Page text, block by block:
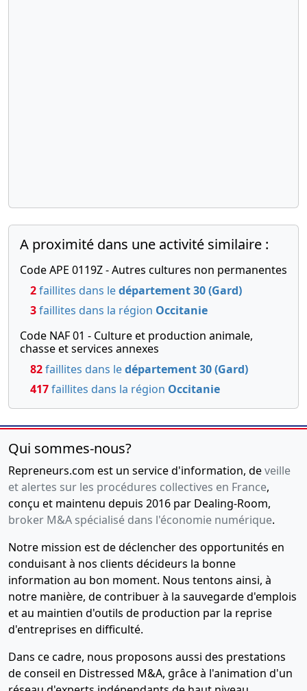
A proximité dans une activité similaire :
Code APE 0119Z - Autres cultures non permanentes
2faillites dans ledépartement 30 (Gard)
3faillites dans la région Occitanie
Code NAF 01 - Culture et production animale,
chasse et services annexes
82faillites dans ledépartement 30 (Gard)
417faillites dans la région Occitanie
Qui sommes-nous?
Repreneurs.com est un service d'information, deveille
et alertes sur les procédures collectives en France,
conçu et maintenu depuis 2016 par Dealing-Room,
broker M&A spécialisé dans l'économie numérique.
Notre mission est de déclencher des opportunités en
conduisant à nos clients décideurs la bonne
information au bon moment. Nous tentons ainsi, à
notre manière, de contribuer à la sauvegarde d'emplois
et au maintien d'outils de production par la reprise
d'entreprises en difficulté.
Dans ce cadre, nous proposons aussi des prestations
de conseil en Distressed M&A, grâce à l'animation d'un